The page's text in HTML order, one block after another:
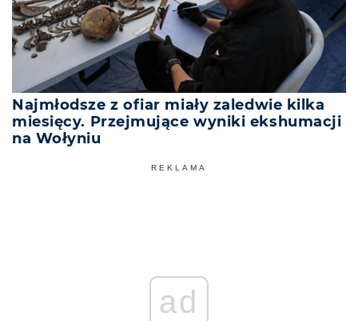
Najmłodsze z ofiar miały zaledwie kilka
miesięcy. Przejmujące wyniki ekshumacji
na Wołyniu
REKLAMA
ad